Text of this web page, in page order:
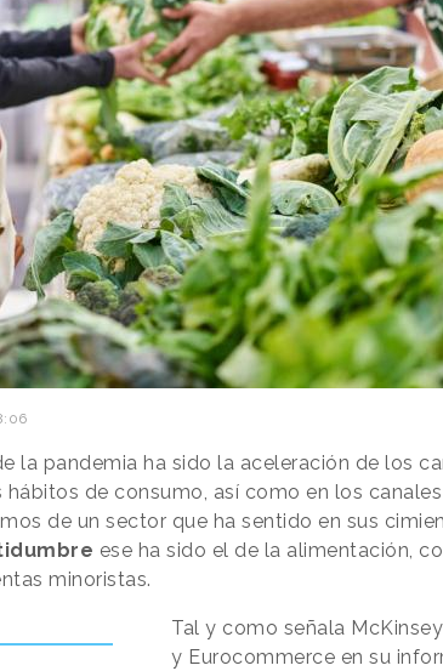
la pandemia ha sido la aceleración de los
de consumo, así como en los
de un sector que ha sentido en sus
ese ha sido el de la alimentación,
minoristas.
Tal y como señala
y Eurocommerce en su